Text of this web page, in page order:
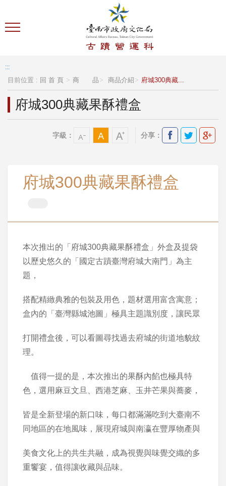
:::
目前位置 : 回 首 頁 商 品 商品介紹 府城300典藏...
府城300典藏果酥禮盒
字級： 分享：
府城300典藏果酥禮盒
本次推出的「府城300典藏果酥禮盒」外盒及提袋
以歷史悠久的「國定古蹟臺灣府城大南門」為主
題，
搭配精緻典雅的包裝及用色，題材選用富含寓意；
盒內的「臺灣縣城池圖」極具主題識別度，讓民眾
打開禮盒後，可以看圖尋找過去府城的街道地貌紋
理。
值得一提的是，本次推出的果酥內餡也極具特
色，選用麻豆文旦、西港芝麻、玉井芒果與蕎麥，
皆是全新登場的新口味，每口都滿滿吃到大臺南不
同地區的在地風味，展現府城與南瀛在豐厚物產與
美食文化上的共生共融，成為視覺與味覺交織的多
重饗宴，值得讓收藏與品味。